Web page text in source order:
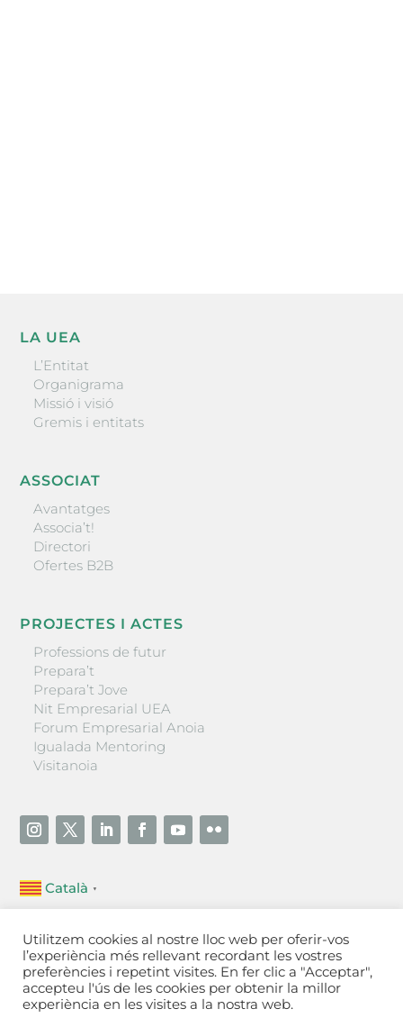
LA UEA
L’Entitat
Organigrama
Missió i visió
Gremis i entitats
ASSOCIAT
Avantatges
Associa’t!
Directori
Ofertes B2B
PROJECTES I ACTES
Professions de futur
Prepara’t
Prepara’t Jove
Nit Empresarial UEA
Forum Empresarial Anoia
Igualada Mentoring
Visitanoia
Català ▼
Unió Empresarial de l’Anoia (UEA)
Ctra. de Manresa, 131, 08700 – Igualada(Barcelona)
Tel 93 805 22 92
Utilitzem cookies al nostre lloc web per oferir-vos
l’experiència més rellevant recordant les vostres
preferències i repetint visites. En fer clic a "Acceptar",
accepteu l'ús de les cookies per obtenir la millor
experiència en les visites a la nostra web.